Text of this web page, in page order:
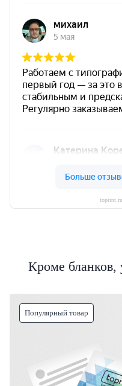
Кроме бланков,
Популярный товар